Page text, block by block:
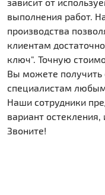
выполнения работ.
производства
клиентам
ключ". Точную
Вы можете
специалистам
Наши сотрудники
вариант
Звоните!